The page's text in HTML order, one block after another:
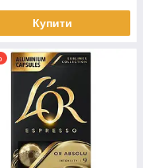
Купити